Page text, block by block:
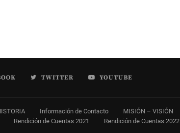
TWITTER YOUTUBE
Información de Contacto MISIÓN – VISIÓN
Rendición de Cuentas 2021 Rendición de Cuentas 2022